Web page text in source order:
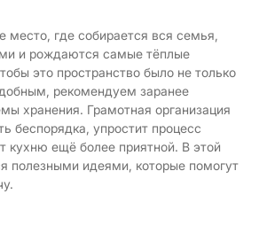
место, где собирается вся семья,
и рождаются самые тёплые
это пространство было не только
рекомендуем заранее
хранения. Грамотная организация
беспорядка, упростит процесс
кухню ещё более приятной. В этой
полезными идеями, которые помогут